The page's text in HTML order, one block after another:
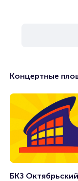
Концертные
БКЗ Октябрьский